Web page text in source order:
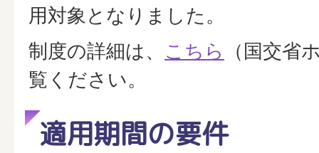
用対象となりました。
制度の詳細は、 こちら
（国交省
覧ください。
適用期間の要件